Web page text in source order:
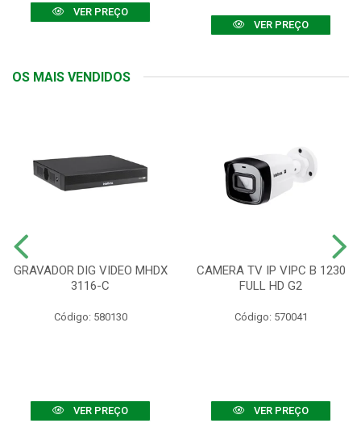
VER PREÇO
VER PREÇO
OS MAIS VENDIDOS
GRAVADOR DIG VIDEO MHDX
3116-C
Código: 580130
VER PREÇO
CAMERA TV IP VIPC B 1230
FULL HD G2
Código: 570041
VER PREÇO